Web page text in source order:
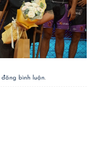
đăng bình luận.